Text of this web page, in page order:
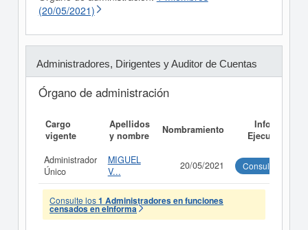
(20/05/2021)
Administradores, Dirigentes y Auditor de Cuentas
Órgano de administración
Cargo
vigente
Apellidos
y nombre
Nombramiento
Informe
Ejecutivo
Administrador
Único
MIGUEL
V...
20/05/2021 Consultar
Consulte los1 Administradores en funciones
censados en eInforma